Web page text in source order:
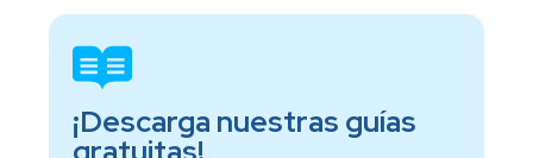
¡Descarga nuestras guías